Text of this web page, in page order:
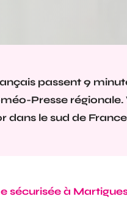
passent 9
Presse
dans le sud de
sécurisée à